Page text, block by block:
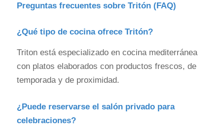
Preguntas frecuentes sobre Tritón (FAQ)
¿Qué tipo de cocina ofrece Tritón?
Triton está especializado en cocina mediterránea
con platos elaborados con productos frescos, de
temporada y de proximidad.
¿Puede reservarse el salón privado para
celebraciones?